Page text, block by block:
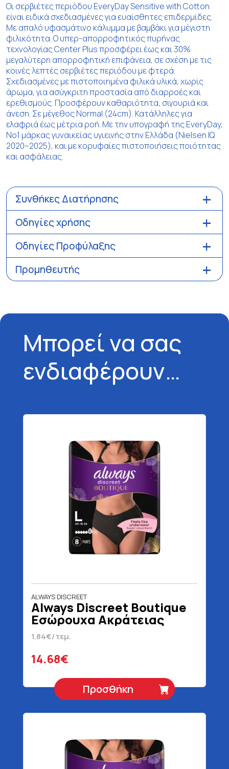
Οι σερβιέτες περιόδου EveryDay Sensitive with Cotton
είναι ειδικά σχεδιασμένες για ευαίσθητες επιδερμίδες.
Mε απαλό υφασμάτινο κάλυμμα με βαμβάκι για μέγιστη
φιλικότητα. Ο υπερ-απορροφητικός πυρήνας
τεχνολογίας Center Plus προσφέρει έως και 30%
μεγαλύτερη απορροφητική επιφάνεια, σε σχέση με τις
κοινές λεπτές σερβιέτες περιόδου με φτερά.
Σχεδιασμένες με πιστοποιημένα φιλικά υλικά, χωρίς
άρωμα, για ασύγκριτη προστασία από διαρροές και
ερεθισμούς. Προσφέρουν καθαριότητα, σιγουριά και
άνεση. Σε μέγεθος Normal (24cm). Κατάλληλες για
ελαφριά έως μέτρια ροή. Με την υπογραφή της EveryDay,
Νο1 μάρκας γυναικείας υγιεινής στην Ελλάδα (Nielsen IQ
2020–2025), και με κορυφαίες πιστοποιήσεις ποιότητας
και ασφάλειας.
Συνθήκες Διατήρησης
Οδηγίες χρήσης
Οδηγίες Προφύλαξης
Προμηθευτής
Μπορεί να σας
ενδιαφέρουν…
ALWAYS DISCREET
Always Discreet Boutique
Εσώρουχα Ακράτειας
Large 8 Τεμάχια
1.84€/τεμ.
14.68€
Προσθήκη